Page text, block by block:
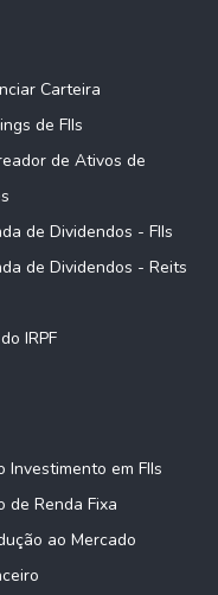
Carteira
de FIIs
de Ativos de
de Dividendos - FIIs
de Dividendos - Reits
IRPF
Investimento em FIIs
de Renda Fixa
ao Mercado